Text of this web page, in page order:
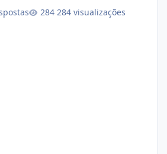
Se você possui clientes ativos de
284 visualizações